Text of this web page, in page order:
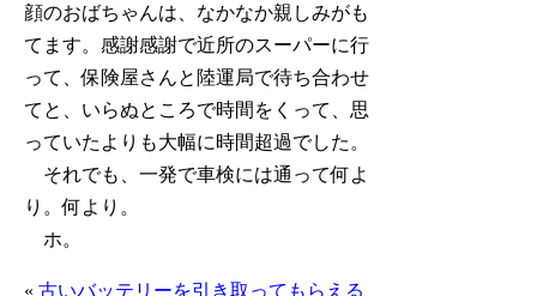
顔のおばちゃんは、なかなか親しみがも
てます。感謝感謝で近所のスーパーに行
って、保険屋さんと陸運局で待ち合わせ
てと、いらぬところで時間をくって、思
っていたよりも大幅に時間超過でした。
それでも、一発で車検には通って何よ
り。何より。
ホ。
«古いバッテリーを引き取ってもらえる